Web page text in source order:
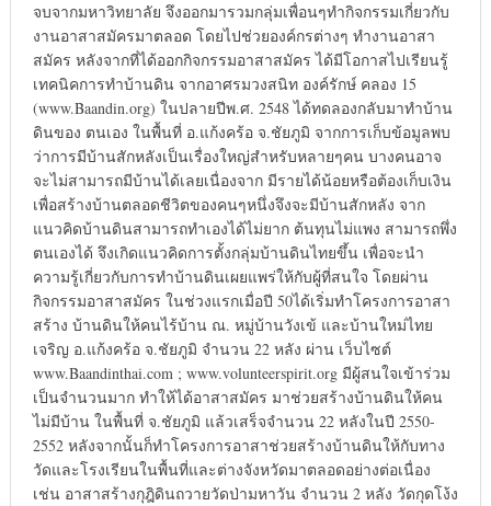
จบจากมหาวิทยาลัย จึงออกมารวมกลุ่มเพื่อนๆทำกิจกรรมเกี่ยวกับ
งานอาสาสมัครมาตลอด โดยไปช่วยองค์กรต่างๆ ทำงานอาสา
สมัคร หลังจากที่ได้ออกกิจกรรมอาสาสมัคร ได้มีโอกาสไปเรียนรู้
เทคนิคการทำบ้านดิน จากอาศรมวงสนิท องค์รักษ์ คลอง 15
(www.Baandin.org) ในปลายปีพ.ศ. 2548 ได้ทดลองกลับมาทำบ้าน
ดินของ ตนเอง ในพื้นที่ อ.แก้งคร้อ จ.ชัยภูมิ จากการเก็บข้อมูลพบ
ว่าการมีบ้านสักหลังเป็นเรื่องใหญ่สำหรับหลายๆคน บางคนอาจ
จะไม่สามารถมีบ้านได้เลยเนื่องจาก มีรายได้น้อยหรือต้องเก็บเงิน
เพื่อสร้างบ้านตลอดชีวิตของคนๆหนึ่งจึงจะมีบ้านสักหลัง จาก
แนวคิดบ้านดินสามารถทำเองได้ไม่ยาก ต้นทุนไม่แพง สามารถพึ่ง
ตนเองได้ จึงเกิดแนวคิดการตั้งกลุ่มบ้านดินไทยขึ้น เพื่อจะนำ
ความรู้เกี่ยวกับการทำบ้านดินเผยแพร่ให้กับผู้ที่สนใจ โดยผ่าน
กิจกรรมอาสาสมัคร ในช่วงแรกเมื่อปี 50ได้เริ่มทำโครงการอาสา
สร้าง บ้านดินให้คนไร้บ้าน ณ. หมู่บ้านวังเข้ และบ้านใหม่ไทย
เจริญ อ.แก้งคร้อ จ.ชัยภูมิ จำนวน 22 หลัง ผ่าน เว็บไซต์
www.Baandinthai.com ; www.volunteerspirit.org มีผู้สนใจเข้าร่วม
เป็นจำนวนมาก ทำให้ได้อาสาสมัคร มาช่วยสร้างบ้านดินให้คน
ไม่มีบ้าน ในพื้นที่ จ.ชัยภูมิ แล้วเสร็จจำนวน 22 หลังในปี 2550-
2552 หลังจากนั้นก็ทำโครงการอาสาช่วยสร้างบ้านดินให้กับทาง
วัดและโรงเรียนในพื้นที่และต่างจังหวัดมาตลอดอย่างต่อเนื่อง
เช่น อาสาสร้างกุฎิดินถวายวัดป่ามหาวัน จำนวน 2 หลัง วัดกุดโง้ง